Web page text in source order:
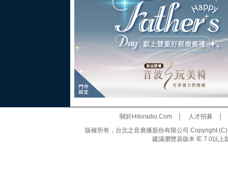
關於Hitoradio.Com│ 人才招募
版權所有，台北之音廣播股份有限公司 Copyright
建議瀏覽器版本 IE 7.0以上